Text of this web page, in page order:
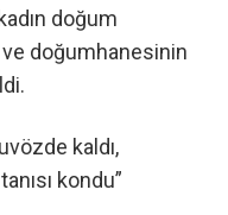
doğum
doğumhanesinin
kaldı,
kondu”